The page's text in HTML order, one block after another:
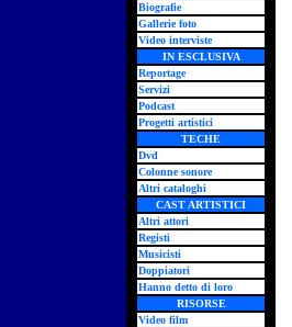
Biografie
Gallerie foto
Video interviste
IN ESCLUSIVA
Reportage
Servizi
Podcast
Progetti artistici
TECHE
Dvd
Colonne sonore
Altri cataloghi
CAST ARTISTICI
Altri attori
Registi
Musicisti
Doppiatori
Hanno detto di loro
RISORSE
Video film